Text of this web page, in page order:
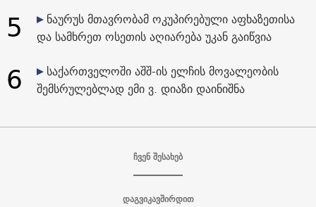
5
ნაურუს მთავრობამ ოკუპირებული აფხაზეთისა
და სამხრეთ ოსეთის აღიარება უკან გაიწვია
6
საქართველოში აშშ-ის ელჩის მოვალეობის
შემსრულებლად ემი ვ. დიაზი დაინიშნა
ჩვენ შესახებ
დაგვიკავშირდით